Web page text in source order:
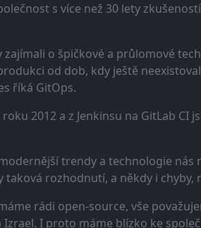
s více než 30 lety
zajímali o špičkové a průlomové
od dob, kdy ještě
říká GitOps.
2012 a z Jenkinsu na GitLab
trendy a technologie nás
rozhodnutí, a někdy i
rádi open-source, vše
Izrael. I proto máme blízko ke